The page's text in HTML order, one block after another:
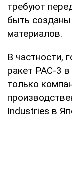
требуют
быть
материалов.
В частности,
ракет PAC-3
только
Industries в